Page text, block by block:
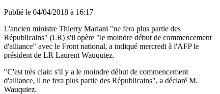
Publié le 04/04/2018 à 16:17
L'ancien ministre Thierry Mariani "ne fera plus partie des
Républicains" (LR) s'il opère "le moindre début de commencement
d'alliance" avec le Front national, a indiqué mercredi à l'AFP le
président de LR Laurent Wauquiez.
"C'est très clair: s'il y a le moindre début de commencement
d'alliance, il ne fera plus partie des Républicains", a déclaré M.
Wauquiez.